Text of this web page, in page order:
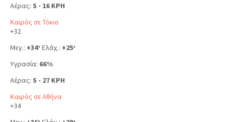
Αέρας: S - 16 KPH
Καιρός σε Τόκιο
+32
Μεγ.: +34° Ελάχ.: +25°
Υγρασία: 66%
Αέρας: S - 27 KPH
Καιρός σε Αθήνα
+34